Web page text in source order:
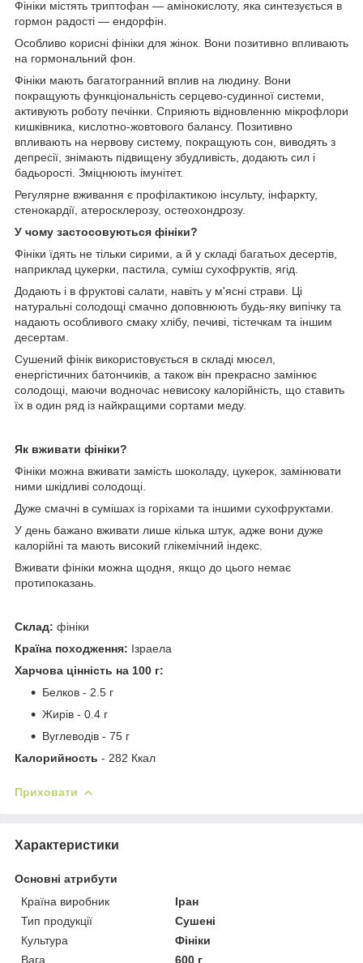
Фініки містять триптофан — амінокислоту, яка синтезується в
гормон радості — ендорфін.
Особливо корисні фініки для жінок. Вони позитивно впливають
на гормональний фон.
Фініки мають багатогранний вплив на людину. Вони
покращують функціональність серцево-судинної системи,
активують роботу печінки. Сприяють відновленню мікрофлори
кишківника, кислотно-жовтового балансу. Позитивно
впливають на нервову систему, покращують сон, виводять з
депресії, знімають підвищену збудливість, додають сил і
бадьорості. Зміцнюють імунітет.
Регулярне вживання є профілактикою інсульту, інфаркту,
стенокардії, атеросклерозу, остеохондрозу.
У чому застосовуються фініки?
Фініки їдять не тільки сирими, а й у складі багатьох десертів,
наприклад цукерки, пастила, суміш сухофруктів, ягід.
Додають і в фруктові салати, навіть у м'ясні страви. Ці
натуральні солодощі смачно доповнюють будь-яку випічку та
надають особливого смаку хлібу, печиві, тістечкам та іншим
десертам.
Сушений фінік використовується в складі мюсел,
енергістичних батончиків, а також він прекрасно замінює
солодощі, маючи водночас невисоку калорійність, що ставить
їх в один ряд із найкращими сортами меду.
Як вживати фініки?
Фініки можна вживати замість шоколаду, цукерок, замінювати
ними шкідливі солодощі.
Дуже смачні в сумішах із горіхами та іншими сухофруктами.
У день бажано вживати лише кілька штук, адже вони дуже
калорійні та мають високий глікемічний індекс.
Вживати фініки можна щодня, якщо до цього немає
протипоказань.
Склад: фініки
Країна походження: Ізраела
Харчова цінність на 100 г:
Белков - 2.5 г
Жирів - 0.4 г
Вуглеводів - 75 г
Калорийность - 282 Ккал
Приховати
Характеристики
Основні атрибути
Країна виробник
Іран
Тип продукції
Сушені
Культура
Фініки
Вага
600 г